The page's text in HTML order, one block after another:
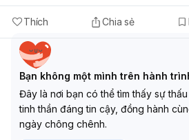
Thích Chia sẻ
Bạn không một mình trên hành
Đây là nơi bạn có thể tìm thấy sự
tinh thần đáng tin cậy, đồng hành
ngày chông chênh.